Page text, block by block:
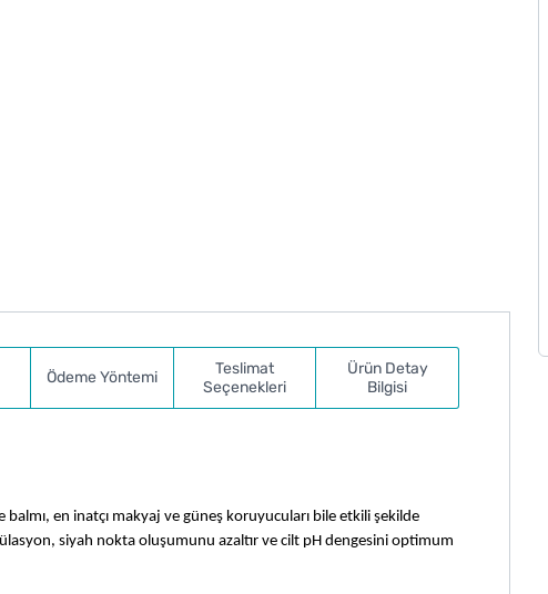
Ödeme Yöntemi
Teslimat
Seçenekleri
Ürün Detay
Bilgisi
en inatçı makyaj ve güneş koruyucuları bile etkili şekilde
siyah nokta oluşumunu azaltır ve cilt pH dengesini optimum